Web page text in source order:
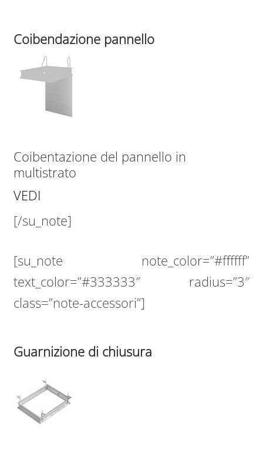
Coibendazione pannello
Coibentazione del pannello in
multistrato
VEDI
[/su_note]
[su_note note_color=”#ffffff”
text_color=”#333333″ radius=”3″
class=”note-accessori”]
Guarnizione di chiusura